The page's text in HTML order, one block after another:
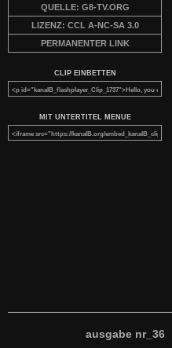
QUELLE: G8-TV.ORG
LIZENZ: CCL A-NC-SA 3.0
PERMANENTER LINK
CLIP EINBETTEN
MIT UNTERTITEL MENUE
ausgabe nr_36